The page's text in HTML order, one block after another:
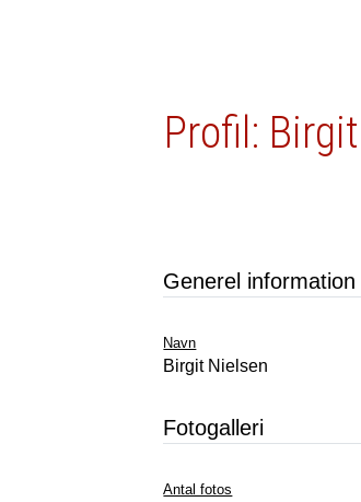
Profil:
Generel information
Navn
Birgit Nielsen
Fotogalleri
Antal fotos